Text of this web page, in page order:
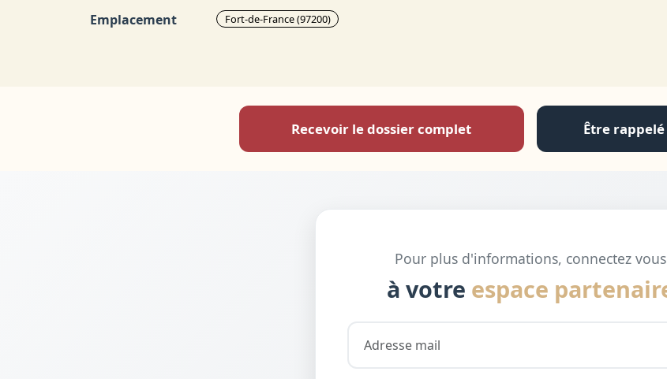
Emplacement Fort-de-France (97200)
Recevoir le dossier complet Être
Pour plus d'informations, connectez vous
à votre espace